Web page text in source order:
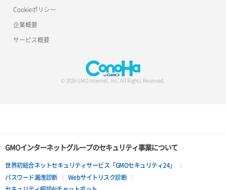
Cookieポリシー
企業概要
サービス概要
© 2026 GMO Internet, Inc. All Rights Reserved.
GMOインターネットグループのセキュリティ事業について
世界初総合ネットセキュリティサービス「GMOセキュリティ24」
パスワード漏洩診断
Webサイトリスク診断